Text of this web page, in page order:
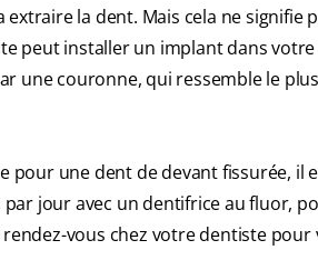
la dent. Mais cela ne signifie
peut installer un implant dans
une couronne, qui ressemble le
une dent de devant fissurée, il
jour avec un dentifrice au fluor,
vous chez votre dentiste pour